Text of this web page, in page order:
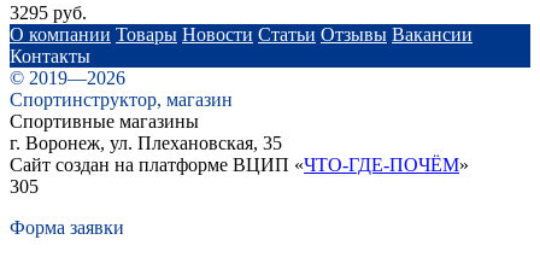
3295 руб.
О компании Товары Новости Статьи Отзывы Вакансии
Контакты
© 2019—2026
Спортинструктор, магазин
Спортивные магазины
г. Воронеж, ул. Плехановская, 35
Сайт создан на платформе ВЦИП «ЧТО-ГДЕ-ПОЧЁМ»
305
Форма заявки